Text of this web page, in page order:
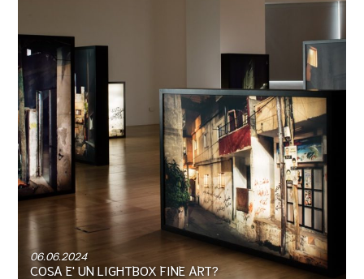
06.06.2024
COSA E' UN LIGHTBOX FINE ART?